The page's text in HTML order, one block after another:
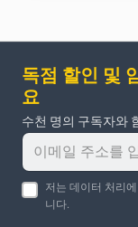
독점 할인 및
요
수천 명의 구독자와
저는 데이터 처리
니다.